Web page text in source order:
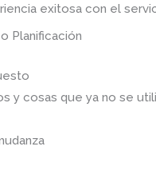
exitosa con el
Planificación
y cosas que ya no se